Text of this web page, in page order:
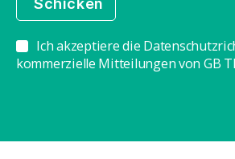
Ich akzeptiere die
kommerzielle Mitteilungen von GB